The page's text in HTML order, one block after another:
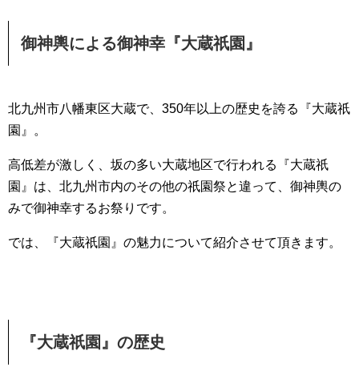
御神輿による御神幸『大蔵祇園』
北九州市八幡東区大蔵で、350年以上の歴史を誇る『大蔵祇
園』。
高低差が激しく、坂の多い大蔵地区で行われる『大蔵祇
園』は、北九州市内のその他の祇園祭と違って、御神輿の
みで御神幸するお祭りです。
では、『大蔵祇園』の魅力について紹介させて頂きます。
『大蔵祇園』の歴史